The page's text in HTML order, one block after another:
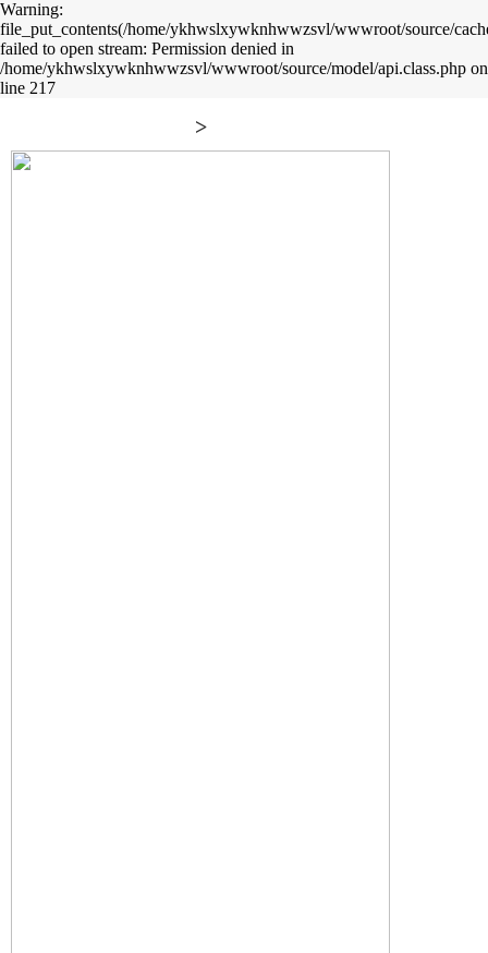
Warning:
file_put_contents(/home/ykhwslxywknhwwzsvl/wwwroot/source/
failed to open stream: Permission denied in
/home/ykhwslxywknhwwzsvl/wwwroot/source/model/api.class.php on
line 217
>